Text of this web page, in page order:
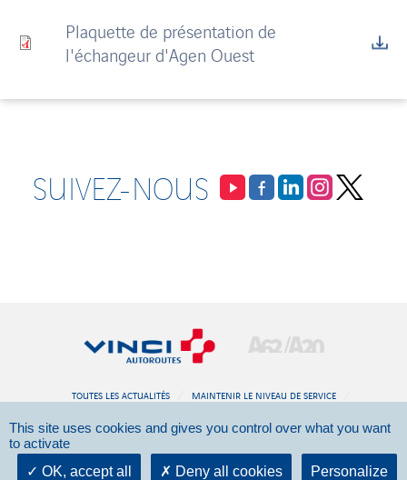
Plaquette de présentation de
l'échangeur d'Agen Ouest
SUIVEZ-NOUS
TOUTES LES ACTUALITÉS MAINTENIR LE NIVEAU DE SERVICE
AMÉNAGER L’AUTOROUTE DOCUMENTATION CONTACT
©2026 - VINCI Autoroutes -Mentions légales
This site uses cookies and gives you control over what you want
to activate
OK, accept all
Deny all cookies Personalize